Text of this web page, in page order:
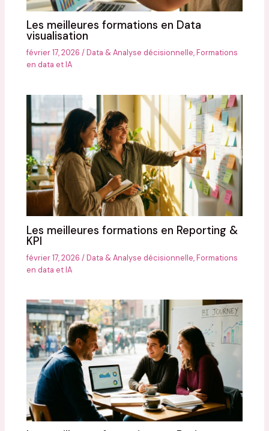
Les meilleures formations en Data
visualisation
février 17, 2026/Data & Analyse décisionnelle,Formations
en data et IA
Les meilleures formations en Reporting &
KPI
février 17, 2026/Data & Analyse décisionnelle,Formations
en data et IA